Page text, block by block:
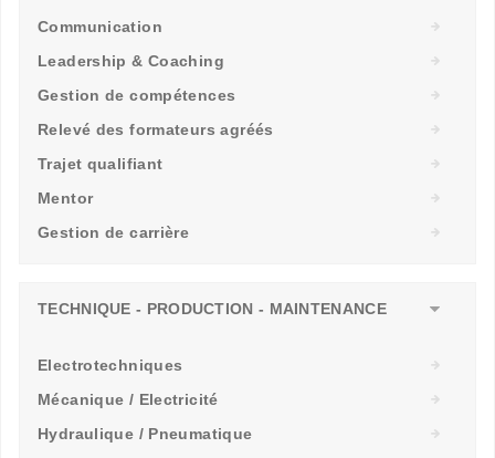
Communication
Leadership & Coaching
Gestion de compétences
Relevé des formateurs agréés
Trajet qualifiant
Mentor
Gestion de carrière
TECHNIQUE - PRODUCTION - MAINTENANCE
Electrotechniques
Mécanique / Electricité
Hydraulique / Pneumatique